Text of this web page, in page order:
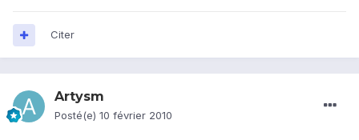
Citer
Artysm
Posté(e) 10 février 2010